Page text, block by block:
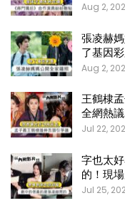
Aug 2,
張凌赫
了基因彩
Aug 2,
王鶴棣
全網熱
Jul 22,
字也太
的！現
Jul 25,